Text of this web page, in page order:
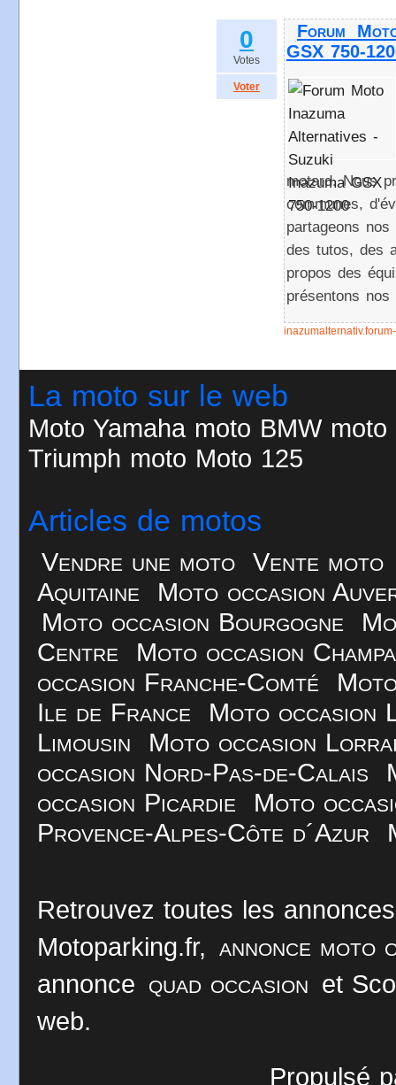
0
Votes
Voter
Forum
GSX 750-
motard. Nous
communes,
partageons
des tutos, des
propos des
présentons
La moto sur le web
Moto Yamaha moto BMW moto
Triumph moto Moto 125
Articles de motos
Vendre une moto
Vente moto
Aquitaine
Moto occasion
Moto occasion Bourgogne
Centre
Moto occasion
occasion Franche-Comté
Ile de France
Moto occasion
Limousin
Moto occasion
occasion Nord-Pas-de-Calais
occasion Picardie
Moto
Provence-Alpes-Côte d´Azur
Retrouvez toutes les
Motoparking.fr, annonce moto
annonce quad occasion et
web.
Propulsé